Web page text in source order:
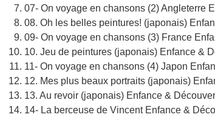
07- On voyage en chansons (2) Angleterre
08. Oh les belles peintures! (japonais)
09- On voyage en chansons (3) France
10. Jeu de peintures (japonais) Enfance &
11- On voyage en chansons (4) Japon
12. Mes plus beaux portraits (japonais)
13. Au revoir (japonais) Enfance &
14- La berceuse de Vincent Enfance &